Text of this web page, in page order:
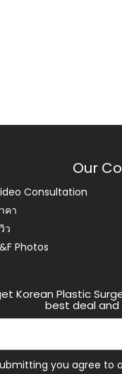
Our
Consultation
คา
ว
Photos
Korean Plastic
best deal and
you agree to